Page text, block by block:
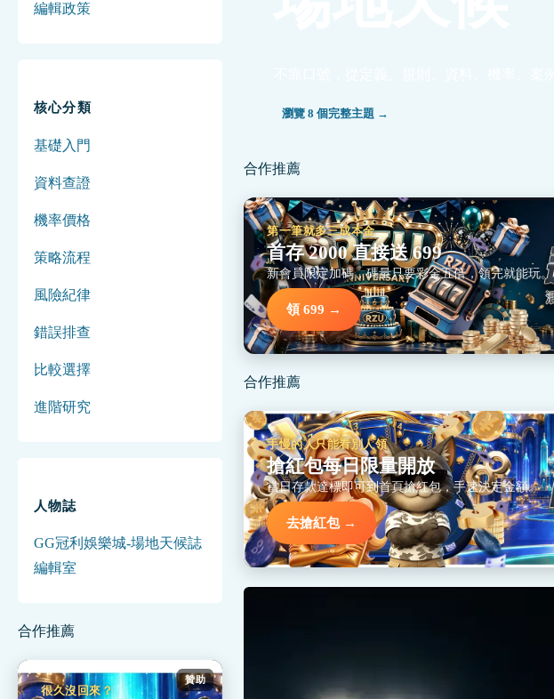
編輯政策
核心分類
基礎入門
資料查證
機率價格
策略流程
風險紀律
錯誤排查
比較選擇
進階研究
人物誌
GG冠利娛樂城-場地天候誌
編輯室
合作推薦
贊助
很久沒回來？
瀏覽 8 個完整主題 →
合作推薦
第一筆就多三成本金
首存 2000 直接送 699
新會員限定加碼，碼量只要彩金五倍，領完就能玩。
領 699 →
合作推薦
手慢的人只能看別人領
搶紅包每日限量開放
當日存款達標即可到首頁搶紅包，手速決定金額。
去搶紅包 →